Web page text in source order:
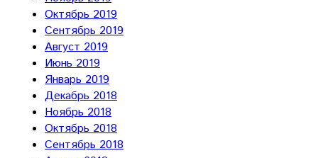
Октябрь 2019
Сентябрь 2019
Август 2019
Июнь 2019
Январь 2019
Декабрь 2018
Ноябрь 2018
Октябрь 2018
Сентябрь 2018